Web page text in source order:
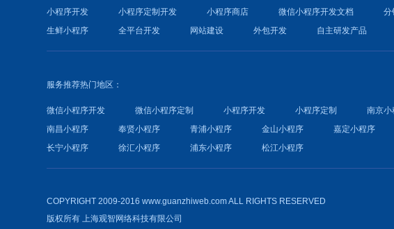
小程序开发 小程序定制开发 小程序商店 微信小程序开发文档 分
生鲜小程序
全平台开发 网站建设 外包开发 自主研发产品
服务推荐热门地区：
微信小程序开发 微信小程序定制 小程序开发 小程序定制 南京小
南昌小程序
奉贤小程序 青浦小程序 金山小程序 嘉定小程序
长宁小程序
徐汇小程序 浦东小程序 松江小程序
COPYRIGHT 2009-2016 www.guanzhiweb.com ALL RIGHTS RESERVED
版权所有上海观智网络科技有限公司